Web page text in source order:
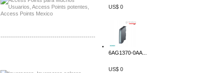
-------------------------------------------------
US$ 0
6AG1370-0AA...
US$ 0